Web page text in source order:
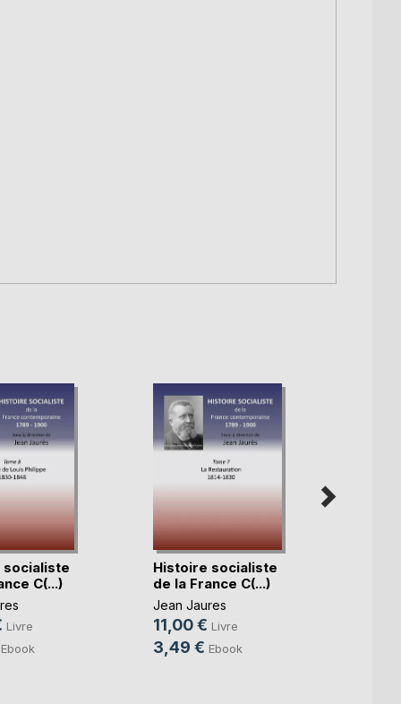
C(...)
Livre
Ebook
Histoire socialiste
de la France C(...)
Jean Jaures
11,00 € Livre
3,49 € Ebook